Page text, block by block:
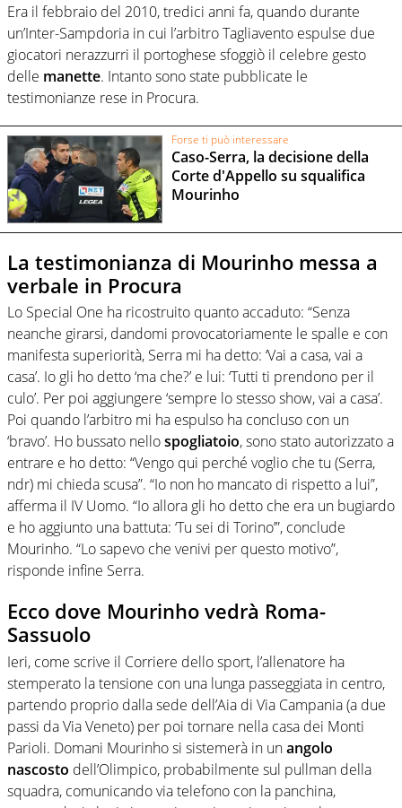
Era il febbraio del 2010, tredici anni fa, quando durante
un’Inter-Sampdoria in cui l’arbitro Tagliavento espulse due
giocatori nerazzurri il portoghese sfoggiò il celebre gesto
delle manette. Intanto sono state pubblicate le
testimonianze rese in Procura.
Forse ti può interessare
Caso-Serra, la decisione della
Corte d'Appello su squalifica
Mourinho
La testimonianza di Mourinho messa a
verbale in Procura
Lo Special One ha ricostruito quanto accaduto: “Senza
neanche girarsi, dandomi provocatoriamente le spalle e con
manifesta superiorità, Serra mi ha detto: ‘Vai a casa, vai a
casa’. Io gli ho detto ‘ma che?’ e lui: ‘Tutti ti prendono per il
culo’. Per poi aggiungere ‘sempre lo stesso show, vai a casa’.
Poi quando l’arbitro mi ha espulso ha concluso con un
‘bravo’. Ho bussato nellospogliatoio, sono stato autorizzato a
entrare e ho detto: “Vengo qui perché voglio che tu (Serra,
ndr) mi chieda scusa”. “Io non ho mancato di rispetto a lui”,
afferma il IV Uomo. “Io allora gli ho detto che era un bugiardo
e ho aggiunto una battuta: ‘Tu sei di Torino’”, conclude
Mourinho. “Lo sapevo che venivi per questo motivo”,
risponde infine Serra.
Ecco dove Mourinho vedrà Roma-
Sassuolo
Ieri, come scrive il Corriere dello sport, l’allenatore ha
stemperato la tensione con una lunga passeggiata in centro,
partendo proprio dalla sede dell’Aia di Via Campania (a due
passi da Via Veneto) per poi tornare nella casa dei Monti
Parioli. Domani Mourinho si sistemerà in unangolo
nascosto dell’Olimpico, probabilmente sul pullman della
squadra, comunicando via telefono con la panchina,